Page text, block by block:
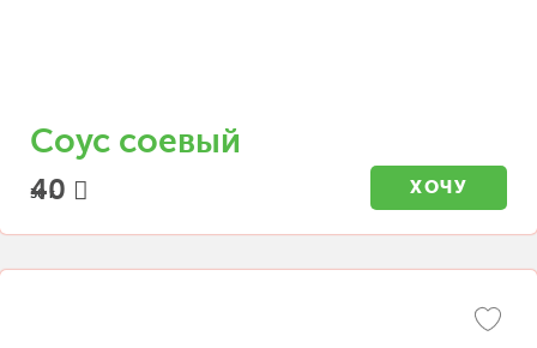
Соус соевый
30 г.
40 ХОЧУ